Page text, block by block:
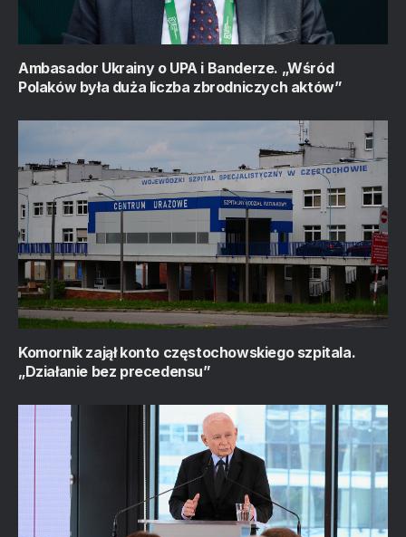
Ambasador Ukrainy o UPA i Banderze. „Wśród
Polaków była duża liczba zbrodniczych aktów”
Komornik zajął konto częstochowskiego szpitala.
„Działanie bez precedensu”